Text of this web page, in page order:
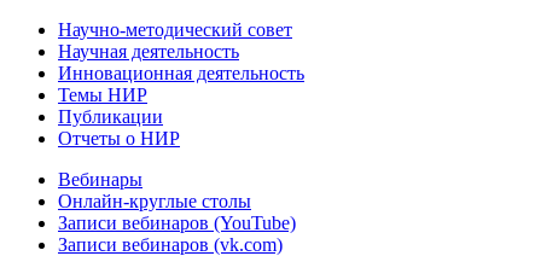
Научно-методический совет
Научная деятельность
Инновационная деятельность
Темы НИР
Публикации
Отчеты о НИР
Вебинары
Онлайн-круглые столы
Записи вебинаров (YouTube)
Записи вебинаров (vk.com)